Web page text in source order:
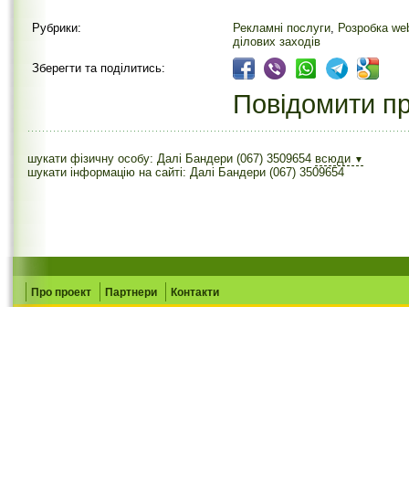
Рубрики: Рекламні послуги, Розробка
ділових заходів
Зберегти та поділитись:
Повідомити
шукати фізичну особу: Далі Бандери (067) 3509654 всюди ▼
шукати інформацію на сайті: Далі Бандери (067) 3509654
Про проект Партнери Контакти